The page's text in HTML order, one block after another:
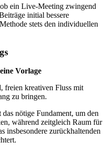
ein Live-Meeting zwingend
initial bessere
stets den individuellen
Vorlage
freien kreativen Fluss mit
zu bringen.
das nötige Fundament, um den
während zeitgleich Raum für
insbesondere zurückhaltenden